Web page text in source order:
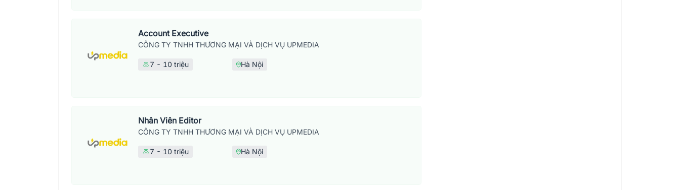
Account Executive
CÔNG TY TNHH THƯƠNG MẠI VÀ DỊCH VỤ UPMEDIA
7 - 10 triệu Hà Nội
Nhân Viên Editor
CÔNG TY TNHH THƯƠNG MẠI VÀ DỊCH VỤ UPMEDIA
7 - 10 triệu Hà Nội